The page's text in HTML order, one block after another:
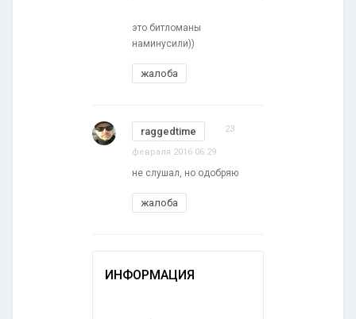
это битломаны
наминусили))
жалоба
raggedtime 23
февраля 2016 06:29
не слушал, но одобряю
жалоба
ИНФОРМАЦИЯ